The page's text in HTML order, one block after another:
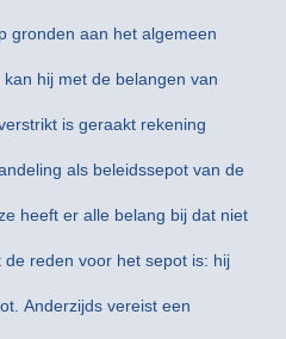
gronden aan het algemeen
hij met de belangen van
is geraakt rekening
als beleidssepot van de
heeft er alle belang bij dat niet
reden voor het sepot is: hij
Anderzijds vereist een